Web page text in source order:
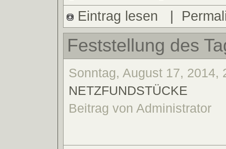
Eintrag lesen
Feststellung des
Sonntag, August 17, 2014,
NETZFUNDSTÜCKE
Beitrag von Administrator